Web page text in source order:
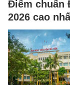
Điểm chuẩn
2026 cao